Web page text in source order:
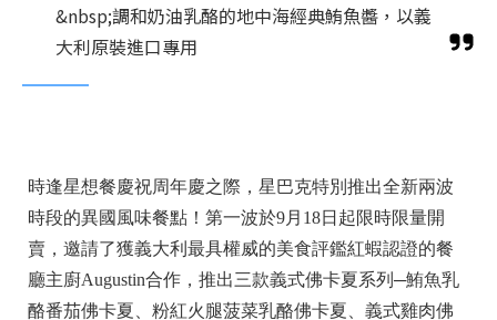
&nbsp;調和奶油乳酪的地中海經典鮪魚醬，以義
大利原裝進口專用
時逢星想餐慶祝周年慶之際，星巴克特別推出全新兩波
時段的異國風味餐點！第一波於9月18日起限時限量開
賣，邀請了獲義大利最具權威的美食評鑑紅蝦認證的餐
廳主廚Augustin合作，推出三款義式佛卡夏系列─鮪魚乳
酪番茄佛卡夏、粉紅火腿菠菜乳酪佛卡夏、義式雞肉佛